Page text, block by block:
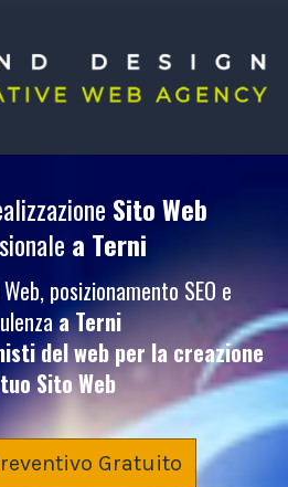
Sito Web
a Terni
posizionamento SEO e
a Terni
del web per la creazione
Sito Web
Gratuito